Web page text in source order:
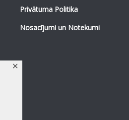
✕
Privātuma Politika
Nosacījumi un Notekumi